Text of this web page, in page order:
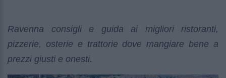
Ravenna consigli e guida ai migliori ristoranti,
pizzerie, osterie e trattorie dove mangiare bene a
prezzi giusti e onesti.